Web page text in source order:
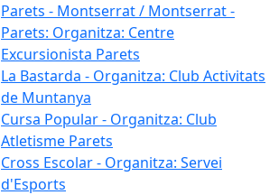
Parets - Montserrat / Montserrat -
Parets: Organitza: Centre
Excursionista Parets
La Bastarda - Organitza: Club Activitats
de Muntanya
Cursa Popular - Organitza: Club
Atletisme Parets
Cross Escolar - Organitza: Servei
d'Esports